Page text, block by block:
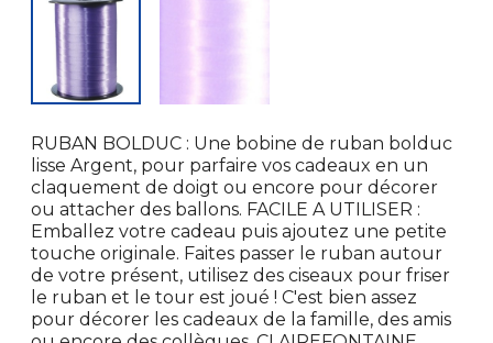
RUBAN BOLDUC : Une bobine de ruban bolduc
lisse Argent, pour parfaire vos cadeaux en un
claquement de doigt ou encore pour décorer
ou attacher des ballons. FACILE A UTILISER :
Emballez votre cadeau puis ajoutez une petite
touche originale. Faites passer le ruban autour
de votre présent, utilisez des ciseaux pour friser
le ruban et le tour est joué ! C'est bien assez
pour décorer les cadeaux de la famille, des amis